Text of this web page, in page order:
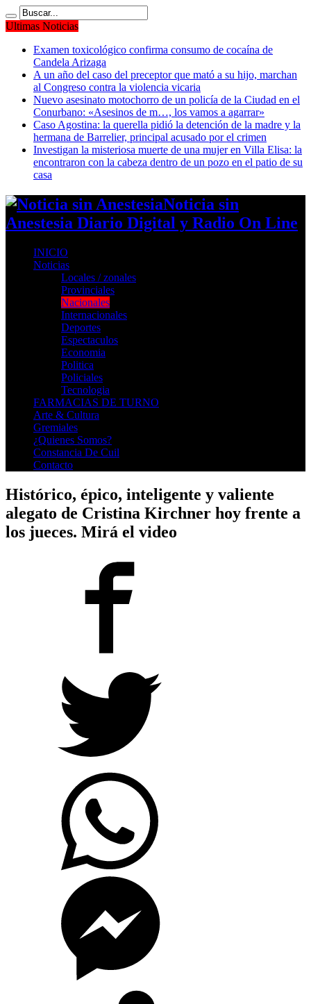
Ultimas Noticias
Examen toxicológico confirma consumo de cocaína de
Candela Arizaga
A un año del caso del preceptor que mató a su hijo, marchan
al Congreso contra la violencia vicaria
Nuevo asesinato motochorro de un policía de la Ciudad en el
Conurbano: «Asesinos de m…, los vamos a agarrar»
Caso Agostina: la querella pidió la detención de la madre y la
hermana de Barrelier, principal acusado por el crimen
Investigan la misteriosa muerte de una mujer en Villa Elisa: la
encontraron con la cabeza dentro de un pozo en el patio de su
casa
Noticia sin
Anestesia Diario Digital y Radio On Line
INICIO
Noticias
Locales / zonales
Provinciales
Nacionales
Internacionales
Deportes
Espectaculos
Economia
Politica
Policiales
Tecnologia
FARMACIAS DE TURNO
Arte & Cultura
Gremiales
¿Quienes Somos?
Constancia De Cuil
Contacto
Histórico, épico, inteligente y valiente
alegato de Cristina Kirchner hoy frente a
los jueces. Mirá el video